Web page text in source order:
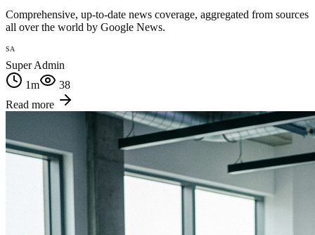
Comprehensive, up-to-date news coverage, aggregated from sources
all over the world by Google News.
SA
Super Admin
1m
38
Read more